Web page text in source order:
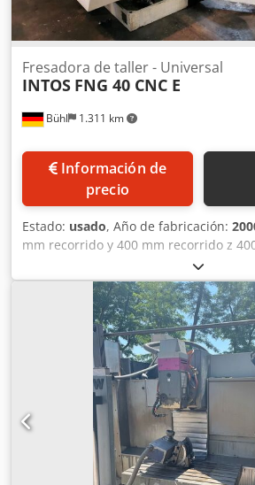
Bühl 1.311 km
Fresadora de taller - Universal
INTOS FNG 40 CNC E
Información de
precio
Estado: usado, Año de fabricación:
mm recorrido y 400 mm recorrido z
sujeción de la mesa 800 x 400 mm
Control HEIDENHAIN TNC 310
3150 rpm Motor husillo 5,5 kW
transversal 1 - 5000 mm/min Crjdpfsux
Avance vertical 0,5 - 2500 mm/min
m/min Potencia total necesaria 10 kVA
aprox. 2,5 toneladas Dimensiones de
2,16 x 1,70 x 2,0 m Accesorios: mesa
giratorio con portaherramientas
portaherramientas hidráulica y caña
volante, dispositivo refrigerante